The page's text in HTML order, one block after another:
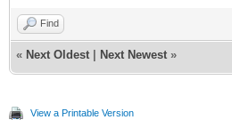
Find
« Next Oldest Next Newest »
View a Printable Version